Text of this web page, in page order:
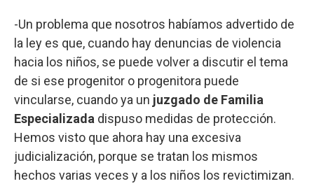
-Un problema que nosotros habíamos advertido de
la ley es que, cuando hay denuncias de violencia
hacia los niños, se puede volver a discutir el tema
de si ese progenitor o progenitora puede
vincularse, cuando ya un juzgado de Familia
Especializada dispuso medidas de protección.
Hemos visto que ahora hay una excesiva
judicialización, porque se tratan los mismos
hechos varias veces y a los niños los revictimizan.